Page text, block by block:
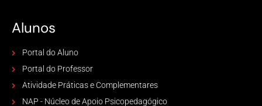
Alunos
Portal do Aluno
Portal do Professor
Atividade Práticas e Complementares
NAP - Núcleo de Apoio Psicopedagógico